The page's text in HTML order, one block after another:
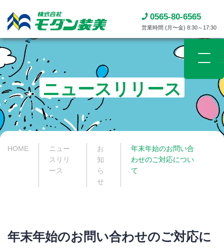
0565-80-6565
営業時間 (月〜金) 8:30～17:30
ニュースリリース​
HOME
ニュー
スリリ
ース​
お
知
ら
せ
年末年始のお問い合
わせのご対応につい
て
年末年始のお問い合わせのご対応に